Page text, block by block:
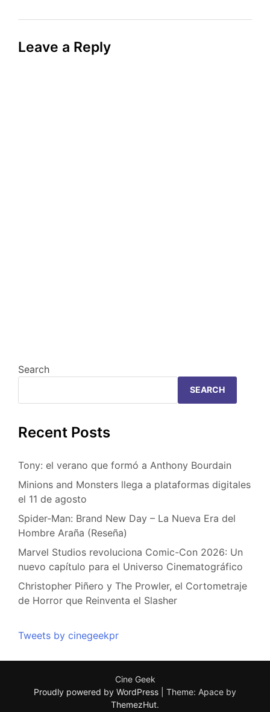
Leave a Reply
Search
SEARCH
Recent Posts
Tony: el verano que formó a Anthony Bourdain
Minions and Monsters llega a plataformas digitales
el 11 de agosto
Spider-Man: Brand New Day – La Nueva Era del
Hombre Araña (Reseña)
Marvel Studios revoluciona Comic-Con 2026: Un
nuevo capítulo para el Universo Cinematográfico
Christopher Piñero y The Prowler, el Cortometraje
de Horror que Reinventa el Slasher
Tweets by cinegeekpr
Cine Geek
Proudly powered by WordPress
Theme: Apace by
ThemezHut.